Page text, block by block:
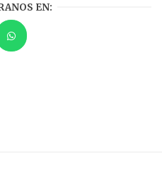
EN: